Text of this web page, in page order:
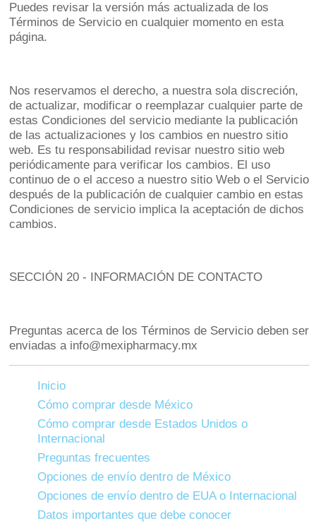
Puedes revisar la versión más actualizada de los
Términos de Servicio en cualquier momento en esta
página.
Nos reservamos el derecho, a nuestra sola discreción,
de actualizar, modificar o reemplazar cualquier parte de
estas Condiciones del servicio mediante la publicación
de las actualizaciones y los cambios en nuestro sitio
web. Es tu responsabilidad revisar nuestro sitio web
periódicamente para verificar los cambios. El uso
continuo de o el acceso a nuestro sitio Web o el Servicio
después de la publicación de cualquier cambio en estas
Condiciones de servicio implica la aceptación de dichos
cambios.
SECCIÓN 20 - INFORMACIÓN DE CONTACTO
Preguntas acerca de los Términos de Servicio deben ser
enviadas a info@mexipharmacy.mx
Inicio
Cómo comprar desde México
Cómo comprar desde Estados Unidos o
Internacional
Preguntas frecuentes
Opciones de envío dentro de México
Opciones de envío dentro de EUA o Internacional
Datos importantes que debe conocer